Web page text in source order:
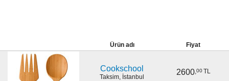
Ürün adı Fiyat
Cookschool
Taksim, İstanbul
2600,00 TL